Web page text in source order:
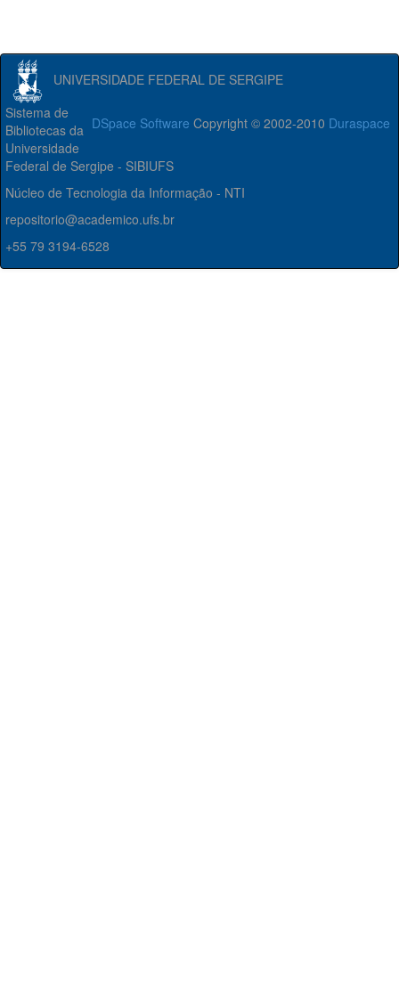
UNIVERSIDADE FEDERAL DE SERGIPE
DSpace Software Copyright © 2002-2010 Duraspace
Sistema de
Bibliotecas da
Universidade
Federal de Sergipe - SIBIUFS
Núcleo de Tecnologia da Informação - NTI
repositorio@academico.ufs.br
+55 79 3194-6528